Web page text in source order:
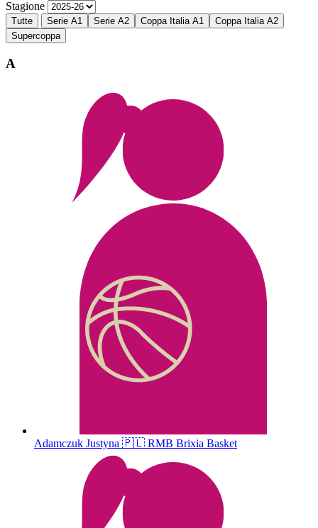
Stagione
Tutte Serie A1 Serie A2 Coppa Italia A1
Coppa Italia A2
Supercoppa
A
Adamczuk Justyna 🇵🇱 RMB Brixia Basket